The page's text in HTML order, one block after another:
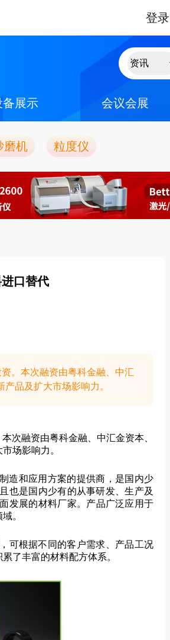
登录
备展示 会议会展
磨机 粒度仪
口替代
。本次融资由粤科金融、中汇
品及扩大市场影响力。
次融资由粤科金融、中汇金资本、
场影响力。
造和应用方案的提供商，是国内少
也是国内少有的从事研发、生产及
发展的材料厂家。产品广泛应用于
。
可根据不同的客户需求、产品工况
了丰富的材料配方体系。